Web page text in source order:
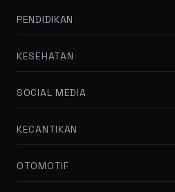
PENDIDIKAN
KESEHATAN
SOCIAL MEDIA
KECANTIKAN
OTOMOTIF